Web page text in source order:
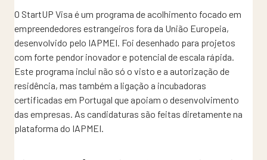
O StartUP Visa é um programa de acolhimento focado em
empreendedores estrangeiros fora da União Europeia,
desenvolvido pelo IAPMEI. Foi desenhado para projetos
com forte pendor inovador e potencial de escala rápida.
Este programa inclui não só o visto e a autorização de
residência, mas também a ligação a incubadoras
certificadas em Portugal que apoiam o desenvolvimento
das empresas. As candidaturas são feitas diretamente na
plataforma do IAPMEI.